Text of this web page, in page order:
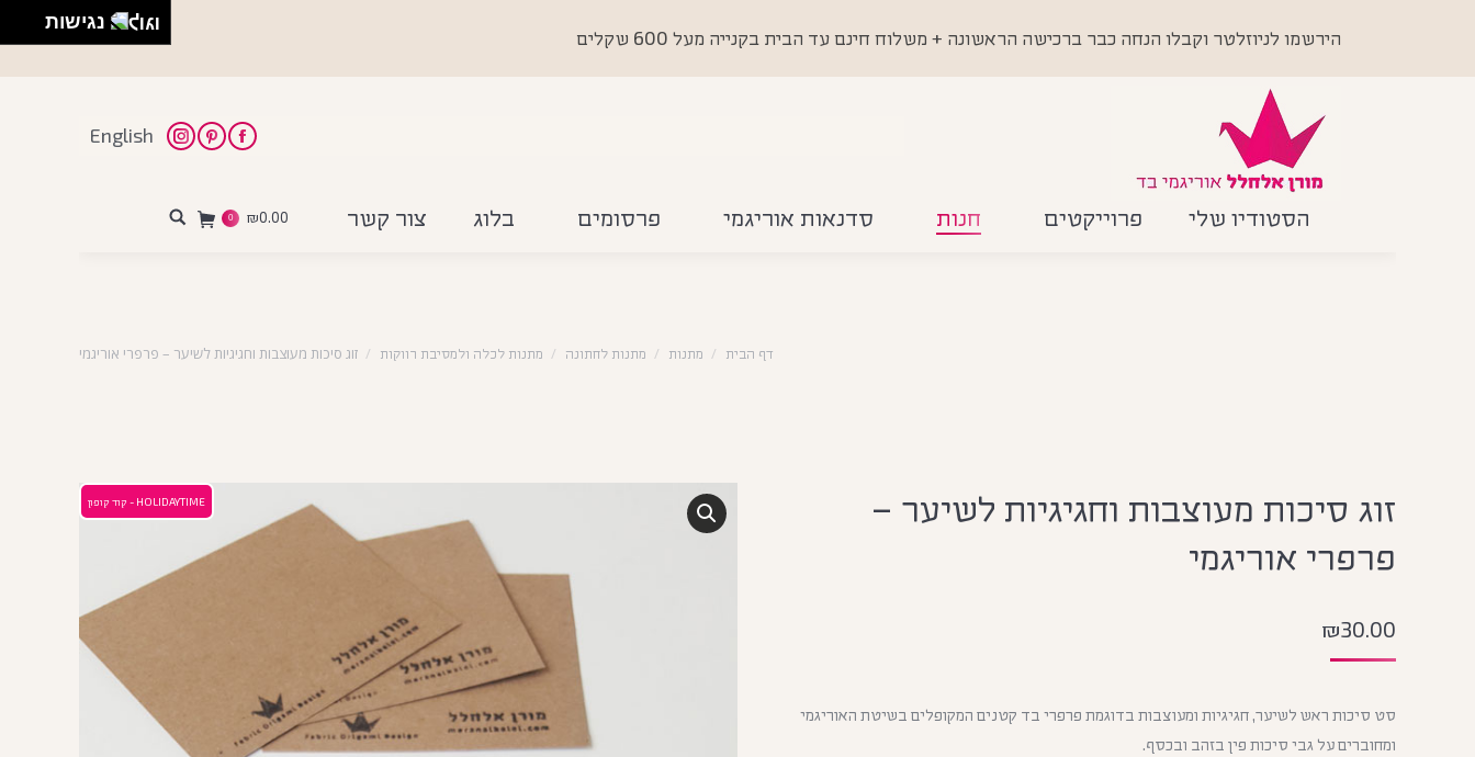
Facebook
Pinterest
Instagram
English
הסטודיו שלי פרוייקטים חנות סדנאות אוריגמי פרסומים בלוג צור קשר ₪0.00
0
Search:
דף הבית מתנות מתנות לחתונה מתנות לכלה ולמסיבת רווקות זוג סיכות מעוצבות וחגיגיות לשיער – פרפרי אוריגמי
HOLIDAYTIME - קוד קופון
זוג סיכות מעוצבות וחגיגיות לשיער –
פרפרי אוריגמי
₪30.00
סט סיכות ראש לשיער, חגיגיות ומעוצבות בדוגמת פרפרי בד קטנים המקופלים בשיטת האוריגמי
ומחוברים על גבי סיכות פין בזהב ובכסף.
הירשמו לניוזלטר וקבלו הנחה כבר ברכישה הראשונה + משלוח חינם עד הבית בקנייה מעל 600 שקלים
נגישות